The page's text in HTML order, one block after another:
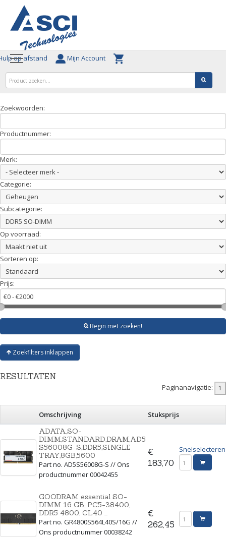
op afstand Mijn Account
Zoekwoorden:
Productnummer:
Merk:
Categorie:
Subcategorie:
Op voorraad:
Sorteren op:
Prijs:
Begin met zoeken!
Zoekfilters inklappen
RESULTATEN
Paginanavigatie:
Omschrijving
Stuksprijs
ADATA,SO-
DIMM,STANDARD,DRAM,AD5
S56008G-S,DDR5,SINGLE
TRAY,8GB,5600
Part no. AD5S56008G-S // Ons
productnummer 00042455
€
183,70
Snelselecteren
GOODRAM essential SO-
DIMM 16 GB, PC5-38400,
DDR5 4800, CL40 ...
Part no. GR4800S564L40S/16G //
Ons productnummer 00038242
€
262,45